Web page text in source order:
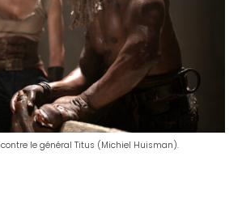
le général Titus (Michiel Huisman).